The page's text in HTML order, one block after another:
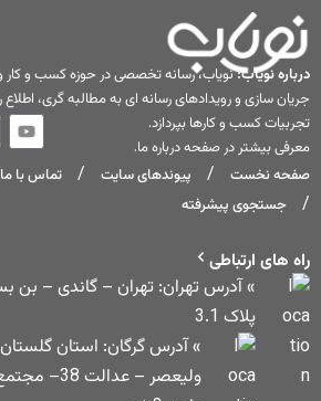
در حوزه کسب و کار و اقتصادی است و تلاش دارد با
ای به مطالبه گری، اطلاع رسانی و انعکاس دغدغه ها و
ما.
سایت
تماس با ما درباره نویاب
– گاندی – بن بست شهید پالیزوانی –
گرگان: استان گلستان – گرگان – خیابان
ولیعصر – عدالت 38– مجتمع بارمان – طبقه 3–